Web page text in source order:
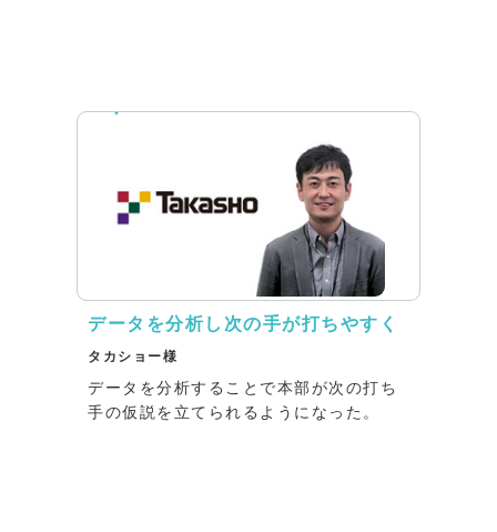
データを分析し次の手が打ちやすく
タカショー様
データを分析することで本部が次の打ち
手の仮説を立てられるようになった。